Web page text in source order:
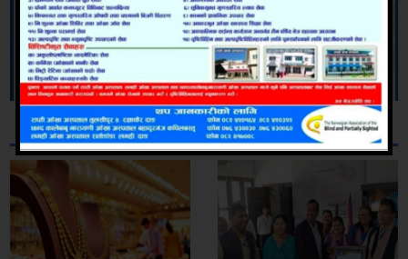
सम्बन्धित